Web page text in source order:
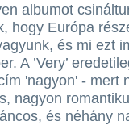
albumot
hogy Európa
és mi ezt
A ’Very’
'nagyon' - mert
nagyon
és néhány